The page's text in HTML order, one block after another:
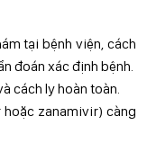
tại bệnh viện, cách
đoán xác định bệnh.
cách ly hoàn toàn.
zanamivir) càng